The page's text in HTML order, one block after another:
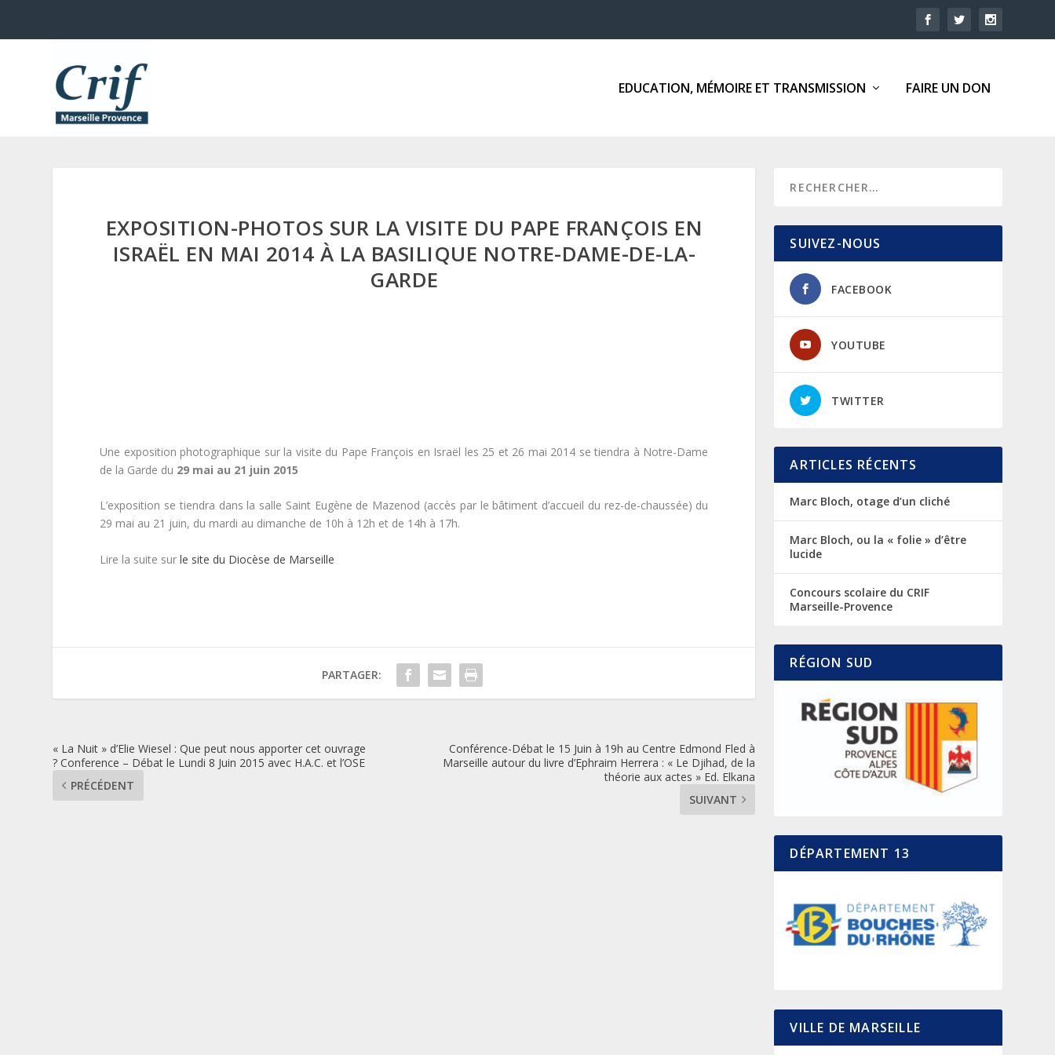
EDUCATION, MÉMOIRE ET TRANSMISSION FAIRE UN DON
EXPOSITION-PHOTOS SUR LA VISITE DU PAPE FRANÇOIS EN
ISRAËL EN MAI 2014 À LA BASILIQUE NOTRE-DAME-DE-LA-
GARDE
Une exposition photographique sur la visite du Pape François en Israël les 25 et 26 mai 2014 se tiendra à Notre-Dame
de la Garde du 29 mai au 21 juin 2015
L’exposition se tiendra dans la salle Saint Eugène de Mazenod (accès par le bâtiment d’accueil du rez-de-chaussée) du
29 mai au 21 juin, du mardi au dimanche de 10h à 12h et de 14h à 17h.
Lire la suite surle site du Diocèse de Marseille
PARTAGER:
« La Nuit » d’Elie Wiesel : Que peut nous apporter cet ouvrage
? Conference – Débat le Lundi 8 Juin 2015 avec H.A.C. et l’OSE
PRÉCÉDENT
Conférence-Débat le 15 Juin à 19h au Centre Edmond Fled à
Marseille autour du livre d’Ephraim Herrera : « Le Djihad, de la
théorie aux actes » Ed. Elkana
SUIVANT
SUIVEZ-NOUS
FACEBOOK
YOUTUBE
TWITTER
ARTICLES RÉCENTS
Marc Bloch, otage d’un cliché
Marc Bloch, ou la « folie » d’être
lucide
Concours scolaire du CRIF
Marseille-Provence
RÉGION SUD
DÉPARTEMENT 13
VILLE DE MARSEILLE